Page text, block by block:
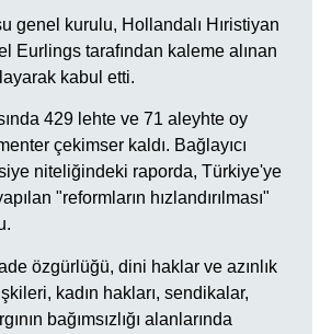
genel kurulu, Hollandalı Hıristiyan
Eurlings tarafından kaleme alınan
kabul etti.
429 lehte ve 71 aleyhte oy
çekimser kaldı. Bağlayıcı
niteliğindeki raporda, Türkiye'ye
"reformların hızlandırılması"
özgürlüğü, dini haklar ve azınlık
kadın hakları, sendikalar,
bağımsızlığı alanlarında